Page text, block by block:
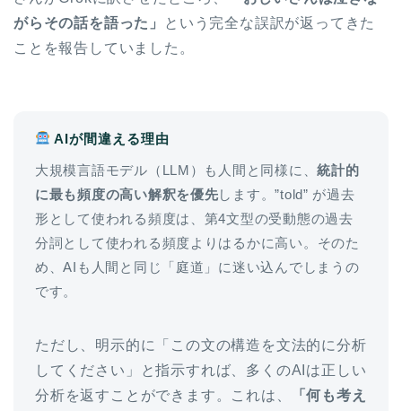
がらその話を語った」
という完全な誤訳が返ってきた
ことを報告していました。
AIが間違える理由
大規模言語モデル（LLM）も人間と同様に、統計的
に最も頻度の高い解釈を優先します。”told” が過去
形として使われる頻度は、第4文型の受動態の過去
分詞として使われる頻度よりはるかに高い。そのた
め、AIも人間と同じ「庭道」に迷い込んでしまうの
です。
ただし、明示的に「この文の構造を文法的に分析
してください」と指示すれば、多くのAIは正しい
分析を返すことができます。これは、
「何も考え
原田高志の”ほぼ日刊”英語
学習＆大学入試英語コラム